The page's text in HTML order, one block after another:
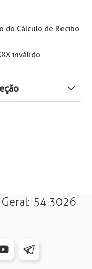
do Cálculo de Recibo
inválido
Antecipado a
de 13º
Acidente de
54 3026